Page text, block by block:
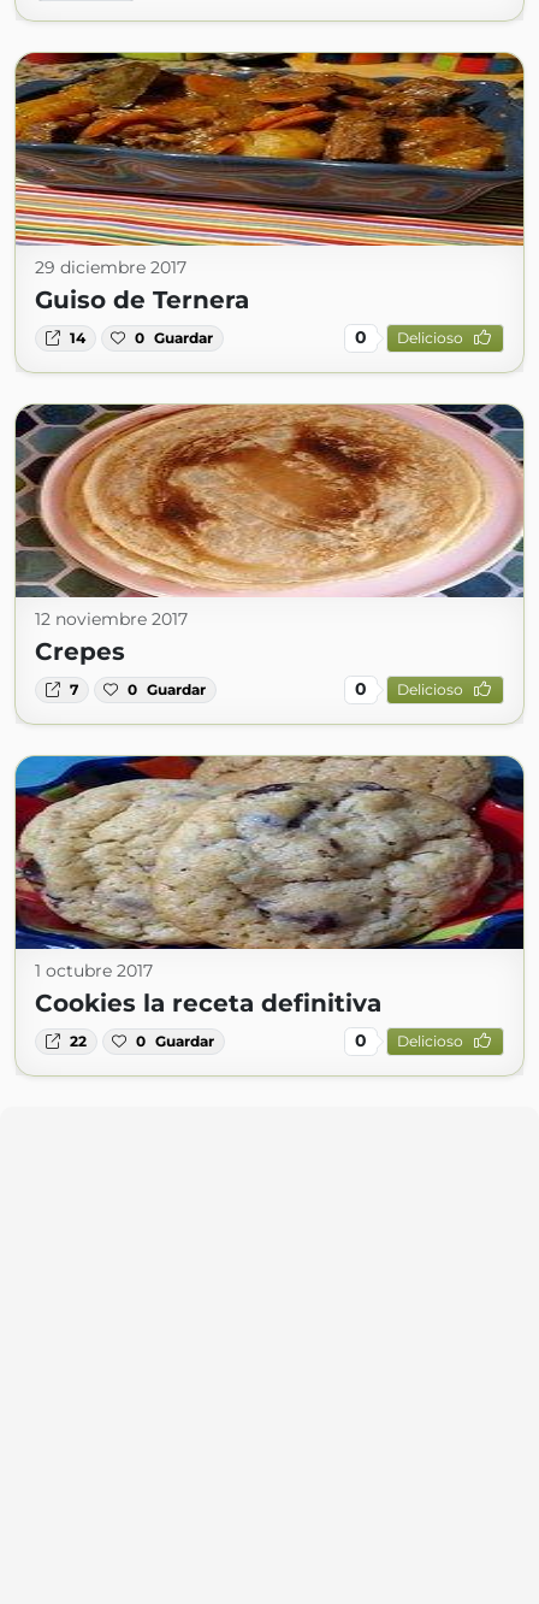
29 diciembre 2017
Guiso de Ternera
14 0 Guardar 0 Delicioso
12 noviembre 2017
Crepes
7 0 Guardar 0 Delicioso
1 octubre 2017
Cookies la receta definitiva
22 0 Guardar 0 Delicioso